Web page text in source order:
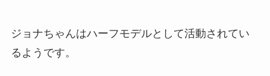
ジョナちゃんはハーフモデルとして活動されてい
るようです。